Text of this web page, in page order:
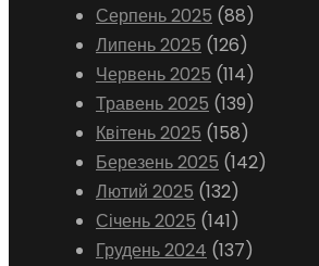
Серпень 2025 (88)
Липень 2025 (126)
Червень 2025 (114)
Травень 2025 (139)
Квітень 2025 (158)
Березень 2025 (142)
Лютий 2025 (132)
Січень 2025 (141)
Грудень 2024 (137)